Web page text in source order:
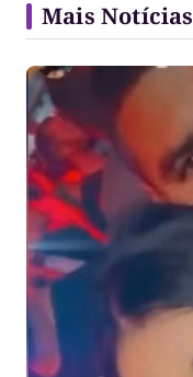
Mais Notícias